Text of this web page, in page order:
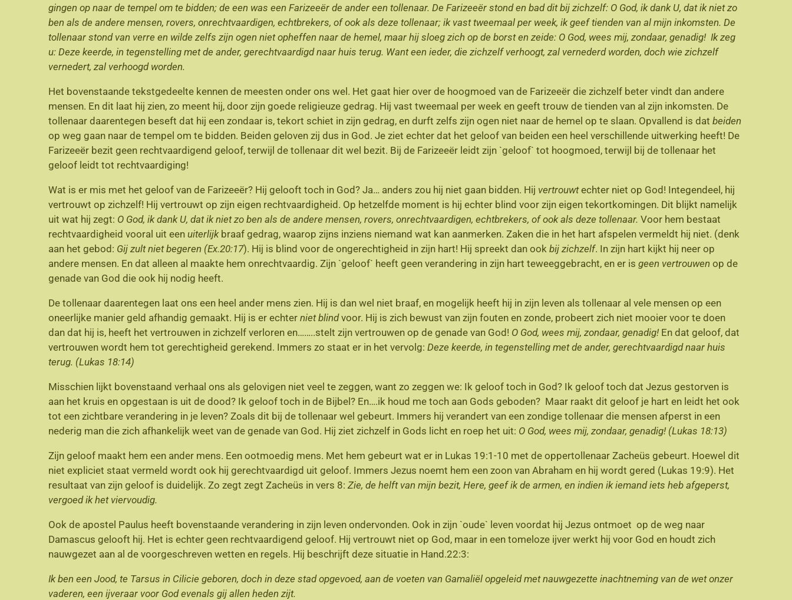
gingen op naar de tempel om te bidden; de een was een Farizeeër de ander een tollenaar. De Farizeeër stond en bad dit bij zichzelf: O God, ik dank U, dat ik niet zo
ben als de andere mensen, rovers, onrechtvaardigen, echtbrekers, of ook als deze tollenaar; ik vast tweemaal per week, ik geef tienden van al mijn inkomsten. De
tollenaar stond van verre en wilde zelfs zijn ogen niet opheffen naar de hemel, maar hij sloeg zich op de borst en zeide: O God, wees mij, zondaar, genadig! Ik zeg
u: Deze keerde, in tegenstelling met de ander, gerechtvaardigd naar huis terug. Want een ieder, die zichzelf verhoogt, zal vernederd worden, doch wie zichzelf
vernedert, zal verhoogd worden.
Het bovenstaande tekstgedeelte kennen de meesten onder ons wel. Het gaat hier over de hoogmoed van de Farizeeër die zichzelf beter vindt dan andere
mensen. En dit laat hij zien, zo meent hij, door zijn goede religieuze gedrag. Hij vast tweemaal per week en geeft trouw de tienden van al zijn inkomsten. De
tollenaar daarentegen beseft dat hij een zondaar is, tekort schiet in zijn gedrag, en durft zelfs zijn ogen niet naar de hemel op te slaan. Opvallend is dat beiden
op weg gaan naar de tempel om te bidden. Beiden geloven zij dus in God. Je ziet echter dat het geloof van beiden een heel verschillende uitwerking heeft! De
Farizeeër bezit geen rechtvaardigend geloof, terwijl de tollenaar dit wel bezit. Bij de Farizeeër leidt zijn `geloof` tot hoogmoed, terwijl bij de tollenaar het
geloof leidt tot rechtvaardiging!
Wat is er mis met het geloof van de Farizeeër? Hij gelooft toch in God? Ja… anders zou hij niet gaan bidden. Hij vertrouwtechter niet op God! Integendeel, hij
vertrouwt op zichzelf! Hij vertrouwt op zijn eigen rechtvaardigheid. Op hetzelfde moment is hij echter blind voor zijn eigen tekortkomingen. Dit blijkt namelijk
uit wat hij zegt: O God, ik dank U, dat ik niet zo ben als de andere mensen, rovers, onrechtvaardigen, echtbrekers, of ook als deze tollenaar. Voor hem bestaat
rechtvaardigheid vooral uit een uiterlijkbraaf gedrag, waarop zijns inziens niemand wat kan aanmerken. Zaken die in het hart afspelen vermeldt hij niet. (denk
aan het gebod: Gij zult niet begeren (Ex.20:17). Hij is blind voor de ongerechtigheid in zijn hart! Hij spreekt dan ook bij zichzelf. In zijn hart kijkt hij neer op
andere mensen. En dat alleen al maakte hem onrechtvaardig. Zijn `geloof` heeft geen verandering in zijn hart teweeggebracht, en er is geen vertrouwen op de
genade van God die ook hij nodig heeft.
De tollenaar daarentegen laat ons een heel ander mens zien. Hij is dan wel niet braaf, en mogelijk heeft hij in zijn leven als tollenaar al vele mensen op een
oneerlijke manier geld afhandig gemaakt. Hij is er echter niet blindvoor. Hij is zich bewust van zijn fouten en zonde, probeert zich niet mooier voor te doen
dan dat hij is, heeft het vertrouwen in zichzelf verloren en……..stelt zijn vertrouwen op de genade van God! O God, wees mij, zondaar, genadig! En dat geloof, dat
vertrouwen wordt hem tot gerechtigheid gerekend. Immers zo staat er in het vervolg: Deze keerde, in tegenstelling met de ander, gerechtvaardigd naar huis
terug. (Lukas 18:14)
Misschien lijkt bovenstaand verhaal ons als gelovigen niet veel te zeggen, want zo zeggen we: Ik geloof toch in God? Ik geloof toch dat Jezus gestorven is
aan het kruis en opgestaan is uit de dood? Ik geloof toch in de Bijbel? En….ik houd me toch aan Gods geboden? Maar raakt dit geloof je hart en leidt het ook
tot een zichtbare verandering in je leven? Zoals dit bij de tollenaar wel gebeurt. Immers hij verandert van een zondige tollenaar die mensen afperst in een
nederig man die zich afhankelijk weet van de genade van God. Hij ziet zichzelf in Gods licht en roep het uit: O God, wees mij, zondaar, genadig! (Lukas 18:13)
Zijn geloof maakt hem een ander mens. Een ootmoedig mens. Met hem gebeurt wat er in Lukas 19:1-10 met de oppertollenaar Zacheüs gebeurt. Hoewel dit
niet expliciet staat vermeld wordt ook hij gerechtvaardigd uit geloof. Immers Jezus noemt hem een zoon van Abraham en hij wordt gered (Lukas 19:9). Het
resultaat van zijn geloof is duidelijk. Zo zegt zegt Zacheüs in vers 8: Zie, de helft van mijn bezit, Here, geef ik de armen, en indien ik iemand iets heb afgeperst,
vergoed ik het viervoudig.
Ook de apostel Paulus heeft bovenstaande verandering in zijn leven ondervonden. Ook in zijn `oude` leven voordat hij Jezus ontmoet op de weg naar
Damascus gelooft hij. Het is echter geen rechtvaardigend geloof. Hij vertrouwt niet op God, maar in een tomeloze ijver werkt hij voor God en houdt zich
nauwgezet aan al de voorgeschreven wetten en regels. Hij beschrijft deze situatie in Hand.22:3:
Ik ben een Jood, te Tarsus in Cilicie geboren, doch in deze stad opgevoed, aan de voeten van Gamaliël opgeleid met nauwgezette inachtneming van de wet onzer
vaderen, een ijveraar voor God evenals gij allen heden zijt.